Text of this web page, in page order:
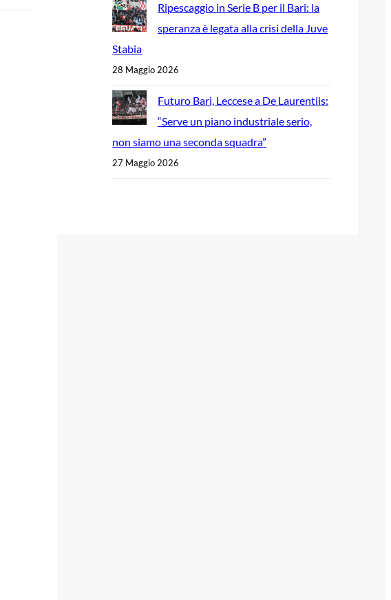
Ripescaggio in Serie B per il Bari: la
speranza è legata alla crisi della Juve
Stabia
28 Maggio 2026
Futuro Bari, Leccese a De Laurentiis:
“Serve un piano industriale serio,
non siamo una seconda squadra”
27 Maggio 2026